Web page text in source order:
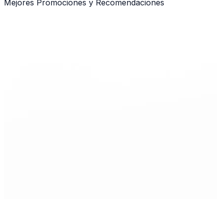
Mejores Promociones y Recomendaciones